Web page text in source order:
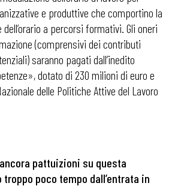
e produttive che comportino la
a percorsi formativi. Gli oneri
(comprensivi dei contributi
saranno pagati dall’inedito
dotato di 230 milioni di euro e
delle Politiche Attive del Lavoro
pattuizioni su questa
poco tempo dall’entrata in